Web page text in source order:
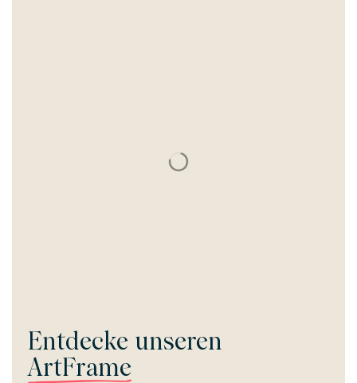
Entdecke unseren
ArtFrame